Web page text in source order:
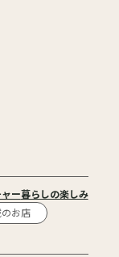
ー暮らしの楽しみ
お店